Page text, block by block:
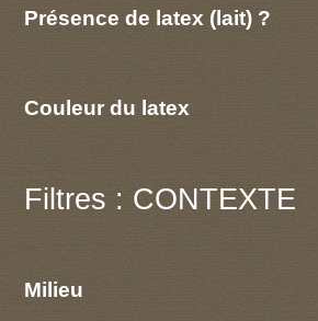
Présence de latex (lait) ?
Couleur du latex
Filtres : CONTEXTE
Milieu